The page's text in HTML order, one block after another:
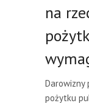
na
Darowizny
pożytku